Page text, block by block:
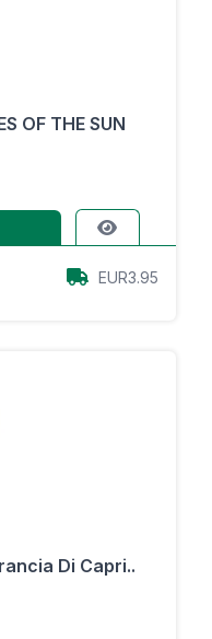
OF THE SUN
EUR3.95
Di Capri..